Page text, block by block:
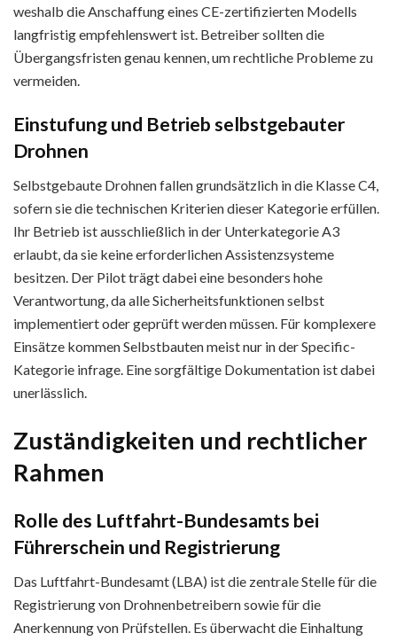
weshalb die Anschaffung eines CE-zertifizierten Modells
langfristig empfehlenswert ist. Betreiber sollten die
Übergangsfristen genau kennen, um rechtliche Probleme zu
vermeiden.
Einstufung und Betrieb selbstgebauter
Drohnen
Selbstgebaute Drohnen fallen grundsätzlich in die Klasse C4,
sofern sie die technischen Kriterien dieser Kategorie erfüllen.
Ihr Betrieb ist ausschließlich in der Unterkategorie A3
erlaubt, da sie keine erforderlichen Assistenzsysteme
besitzen. Der Pilot trägt dabei eine besonders hohe
Verantwortung, da alle Sicherheitsfunktionen selbst
implementiert oder geprüft werden müssen. Für komplexere
Einsätze kommen Selbstbauten meist nur in der Specific-
Kategorie infrage. Eine sorgfältige Dokumentation ist dabei
unerlässlich.
Zuständigkeiten und rechtlicher
Rahmen
Rolle des Luftfahrt-Bundesamts bei
Führerschein und Registrierung
Das Luftfahrt-Bundesamt (LBA) ist die zentrale Stelle für die
Registrierung von Drohnenbetreibern sowie für die
Anerkennung von Prüfstellen. Es überwacht die Einhaltung